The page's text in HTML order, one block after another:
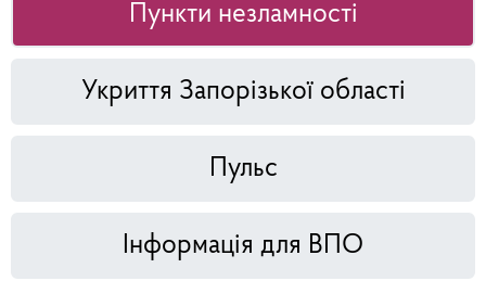
Пункти незламності
Укриття Запорізької області
Пульс
Інформація для ВПО